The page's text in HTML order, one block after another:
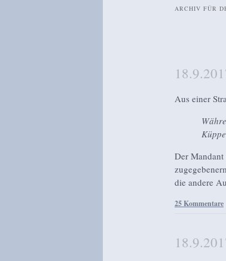
ARCHIV FÜR
Aus einer
Der Mandant
die andere
25 Kommentare